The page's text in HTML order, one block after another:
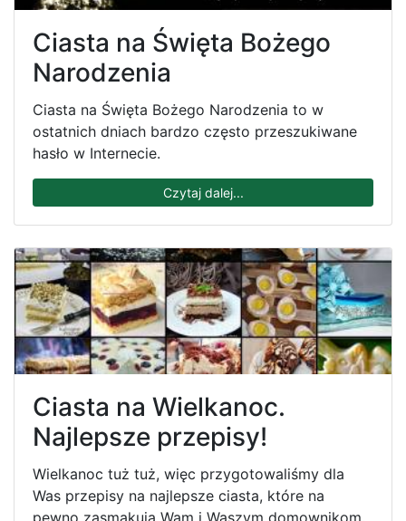
Ciasta na Święta Bożego
Narodzenia
Ciasta na Święta Bożego Narodzenia to w
ostatnich dniach bardzo często przeszukiwane
hasło w Internecie.
Czytaj dalej...
Ciasta na Wielkanoc.
Najlepsze przepisy!
Wielkanoc tuż tuż, więc przygotowaliśmy dla
Was przepisy na najlepsze ciasta, które na
pewno zasmakują Wam i Waszym domownikom.